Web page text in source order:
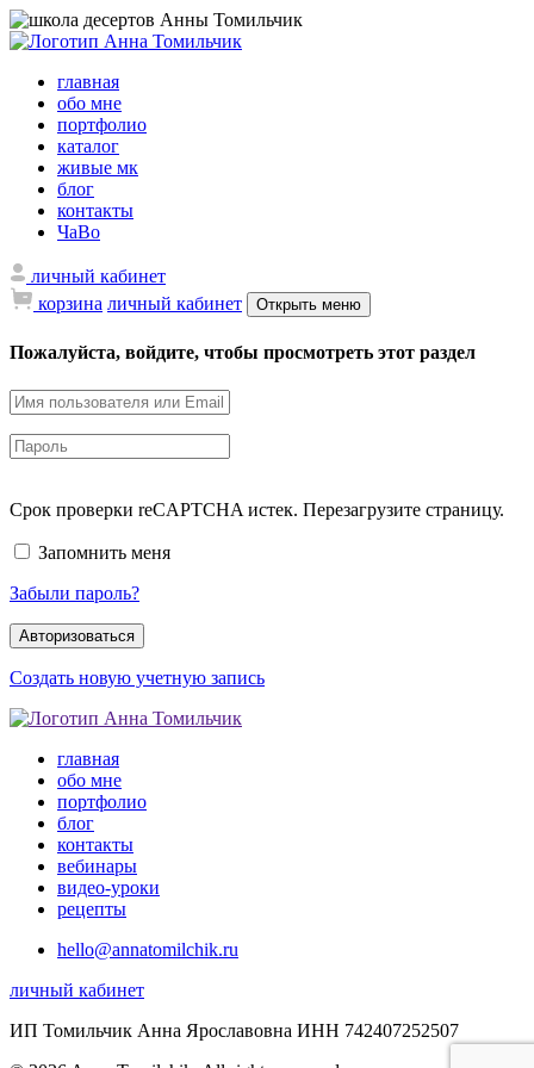
главная
обо мне
портфолио
каталог
живые мк
блог
контакты
ЧаВо
личный кабинет
корзина личный кабинет Открыть меню
Пожалуйста, войдите, чтобы просмотреть этот раздел
Срок проверки reCAPTCHA истек. Перезагрузите страницу.
Запомнить меня
Забыли пароль?
Создать новую учетную запись
главная
обо мне
портфолио
блог
контакты
вебинары
видео-уроки
рецепты
hello@annatomilchik.ru
личный кабинет
ИП Томильчик Анна Ярославовна ИНН 742407252507